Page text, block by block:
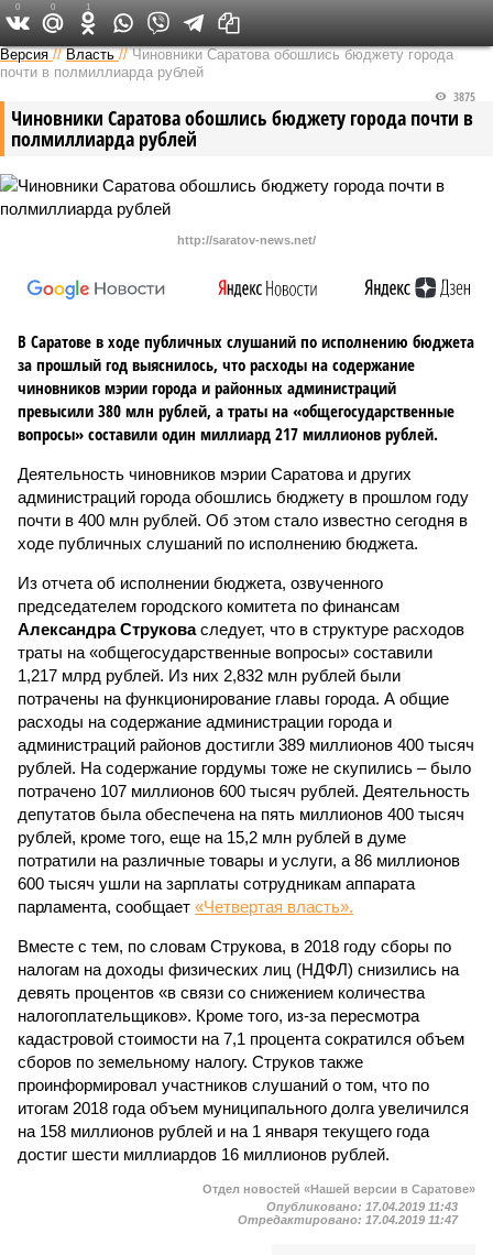
Версия в Саратове
Версия //Власть //Чиновники Саратова обошлись бюджету города
почти в полмиллиарда рублей
Чиновники Саратова обошлись бюджету города почти в
полмиллиарда рублей
3875
http://saratov-news.net/
В Саратове в ходе публичных слушаний по исполнению бюджета
за прошлый год выяснилось, что расходы на содержание
чиновников мэрии города и районных администраций
превысили 380 млн рублей, а траты на «общегосударственные
вопросы» составили один миллиард 217 миллионов рублей.
Деятельность чиновников мэрии Саратова и других
администраций города обошлись бюджету в прошлом году
почти в 400 млн рублей. Об этом стало известно сегодня в
ходе публичных слушаний по исполнению бюджета.
Из отчета об исполнении бюджета, озвученного
председателем городского комитета по финансам
Александра Струковаследует, что в структуре расходов
траты на «общегосударственные вопросы» составили
1,217 млрд рублей. Из них 2,832 млн рублей были
потрачены на функционирование главы города. А общие
расходы на содержание администрации города и
администраций районов достигли 389 миллионов 400 тысяч
рублей. На содержание гордумы тоже не скупились – было
потрачено 107 миллионов 600 тысяч рублей. Деятельность
депутатов была обеспечена на пять миллионов 400 тысяч
рублей, кроме того, еще на 15,2 млн рублей в думе
потратили на различные товары и услуги, а 86 миллионов
600 тысяч ушли на зарплаты сотрудникам аппарата
парламента, сообщает «Четвертая власть».
Вместе с тем, по словам Струкова, в 2018 году сборы по
налогам на доходы физических лиц (НДФЛ) снизились на
девять процентов «в связи со снижением количества
налогоплательщиков». Кроме того, из-за пересмотра
кадастровой стоимости на 7,1 процента сократился объем
сборов по земельному налогу. Струков также
проинформировал участников слушаний о том, что по
итогам 2018 года объем муниципального долга увеличился
на 158 миллионов рублей и на 1 января текущего года
достиг шести миллиардов 16 миллионов рублей.
0 0 1
Отдел новостей «Нашей версии в Саратове»
Опубликовано: 17.04.2019 11:43
Отредактировано: 17.04.2019 11:47